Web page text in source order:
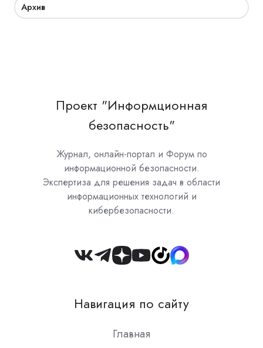
Архив
Проект "Информционная
безопасность"
Журнал, онлайн-портал и Форум по
информационной безопасности.
Экспертиза для решения задач в области
информационных технологий и
кибербезопасности.
Join
Slack
Навигация по сайту
Главная